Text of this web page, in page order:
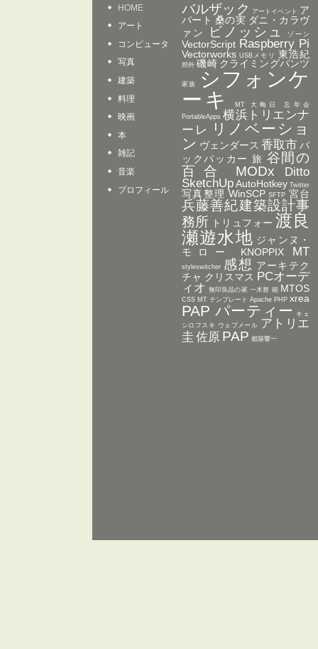
HOME
アート
コンピュータ
写真
建築
料理
映画
本
雑記
音楽
プロフィール
バルザック アートイベント ア
パート 桑の実 ダニ・カラヴ
ァン
ビノッシュ ゾーン
VectorScript Raspberry Pi
Vectorworks USBメモリ 東浩紀
郊外 磯崎 クライミングパンツ
家族
シフォンケ
ーキ
MT 大晦日 忘年会
PortableApps 横浜トリエンナ
ーレ
リノベーショ
ン ヴェンダース 香取市 バ
ックパッカー 旅 谷間の
百合
MODx
Ditto
SketchUp AutoHotkey Twitter
写真整理 WinSCP SFTP 宮台
兵藤善紀建築設計事
務所
トリュフォー 渡良
瀬遊水地 ジャンヌ・
モロー
KNOPPIX MT
styleswitcher 感想 アーキテク
チャ クリスマス PCオーデ
ィオ 無印良品の家 一木努 能 MTOS
CSS MT テンプレート Apache PHP xrea
PAP パーティー
キェ
シロフスキ ウェブメール アトリエ
圭 佐原 PAP 都築響一